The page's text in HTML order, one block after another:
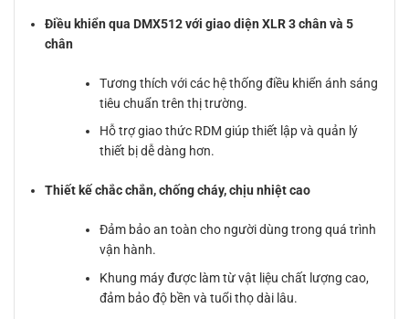
Điều khiển qua DMX512 với giao diện XLR 3 chân và 5
chân
Tương thích với các hệ thống điều khiển ánh sáng
tiêu chuẩn trên thị trường.
Hỗ trợ giao thức RDM giúp thiết lập và quản lý
thiết bị dễ dàng hơn.
Thiết kế chắc chắn, chống cháy, chịu nhiệt cao
Đảm bảo an toàn cho người dùng trong quá trình
vận hành.
Khung máy được làm từ vật liệu chất lượng cao,
đảm bảo độ bền và tuổi thọ dài lâu.